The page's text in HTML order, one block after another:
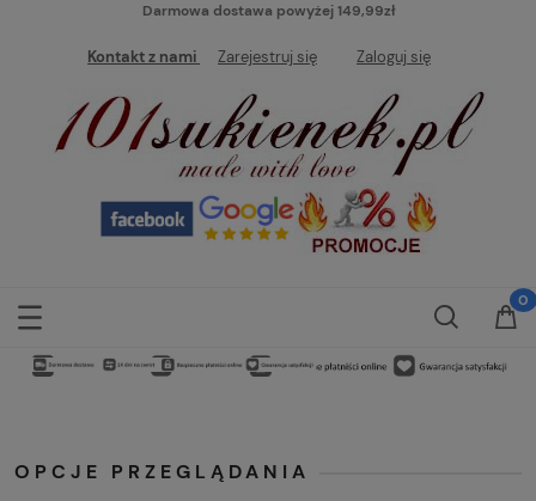
Darmowa dostawa powyżej 149,99zł
Kontakt z nami Zarejestruj się Zaloguj się
OPCJE PRZEGLĄDANIA